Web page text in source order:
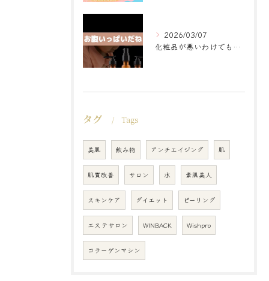
2026/03/07
化粧品が悪いわけでもなく
タグ Tags
美肌 飲み物 アンチエイジング 肌
肌質改善 サロン 水 素肌美人
スキンケア ダイエット ピーリング
エステサロン WINBACK Wishpro
コラーゲンマシン